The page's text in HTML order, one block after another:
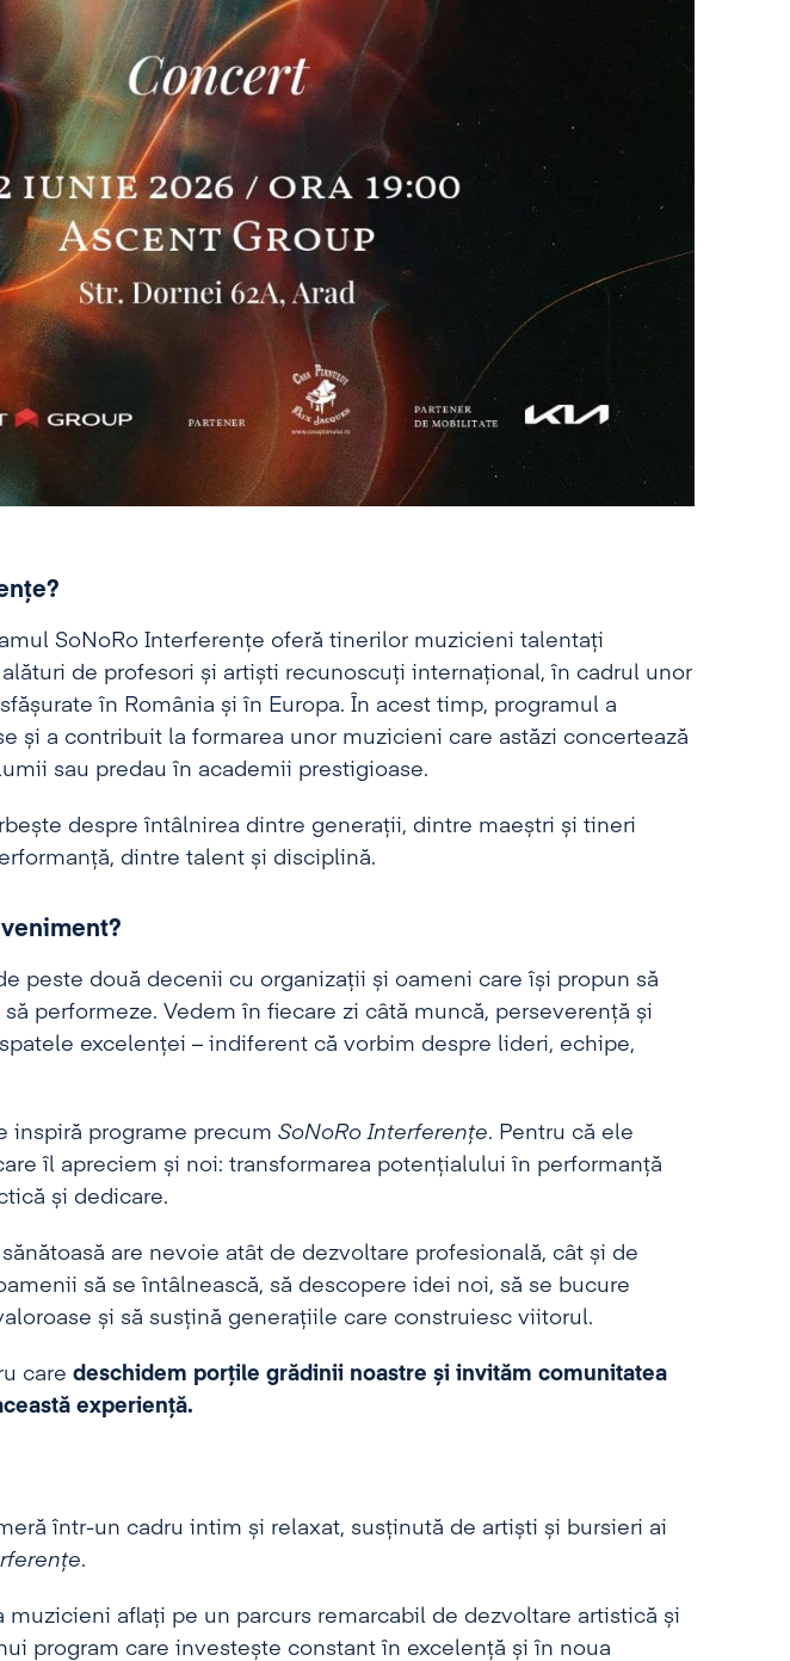
SoNoRo Interferențe oferă tinerilor muzicieni talentați
de profesori și artiști recunoscuți internațional, în cadrul unor
în România și în Europa. În acest timp, programul a
și a contribuit la formarea unor muzicieni care astăzi concertează
sau predau în academii prestigioase.
despre întâlnirea dintre generații, dintre maeștri și tineri
dintre talent și disciplină.
peste două decenii cu organizații și oameni care își propun să
performeze. Vedem în fiecare zi câtă muncă, perseverență și
excelenței – indiferent că vorbim despre lideri, echipe,
inspiră programe precum SoNoRo Interferențe. Pentru că ele
îl apreciem și noi: transformarea potențialului în performanță
și dedicare.
are nevoie atât de dezvoltare profesională, cât și de
să se întâlnească, să descopere idei noi, să se bucure
și să susțină generațiile care construiesc viitorul.
care deschidem porțile grădinii noastre și invităm comunitatea
experiență.
într-un cadru intim și relaxat, susținută de artiști și bursieri ai
.
muzicieni aflați pe un parcurs remarcabil de dezvoltare artistică și
program care investește constant în excelență și în noua